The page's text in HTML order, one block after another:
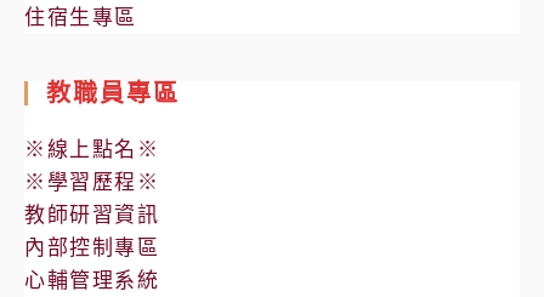
住宿生專區
教職員專區
※線上點名※
※學習歷程※
教師研習資訊
內部控制專區
心輔管理系統